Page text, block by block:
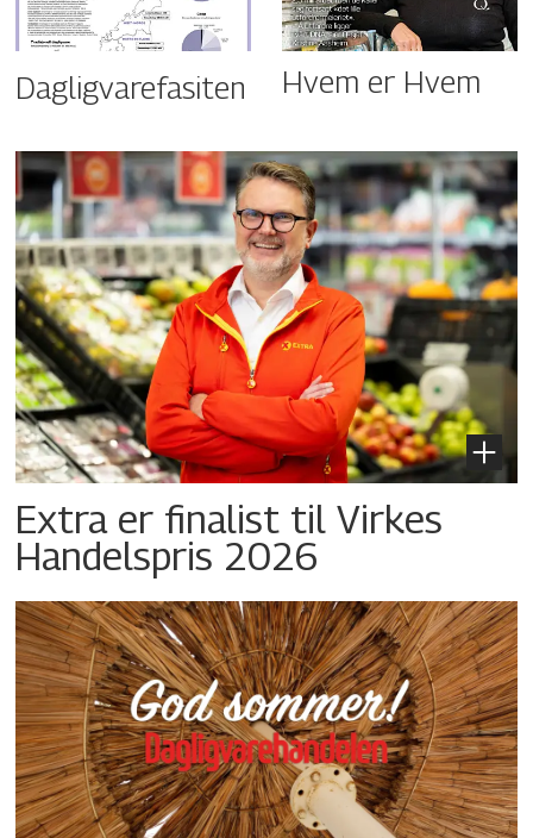
Dagligvarefasiten Hvem er Hvem
Extra er finalist til Virkes
Handelspris 2026